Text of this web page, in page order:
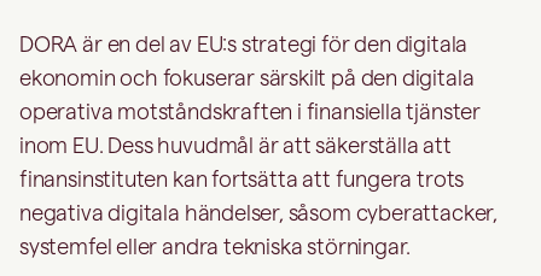
DORA är en del av EU:s strategi för den digitala
ekonomin och fokuserar särskilt på den digitala
operativa motståndskraften i finansiella tjänster
inom EU. Dess huvudmål är att säkerställa att
finansinstituten kan fortsätta att fungera trots
negativa digitala händelser, såsom cyberattacker,
systemfel eller andra tekniska störningar.